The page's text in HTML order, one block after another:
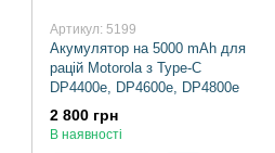
Артикул: 5199
Акумулятор на 5000 mAh для
рацій Motorola з Type-C
DP4400e, DP4600e, DP4800e
2 800 грн
В наявності